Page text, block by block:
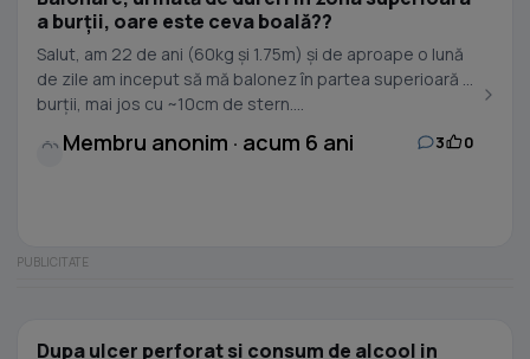
a burții, oare este ceva boală??
Salut, am 22 de ani (60kg și 1.75m) și de aproape o lună
de zile am inceput să mă balonez în partea superioară a
burții, mai jos cu ~10cm de stern....
Membru anonim · acum 6 ani 3 0
Dupa ulcer perforat si consum de alcool in